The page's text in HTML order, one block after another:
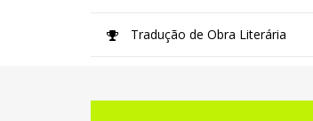
Tradução de Obra Literária